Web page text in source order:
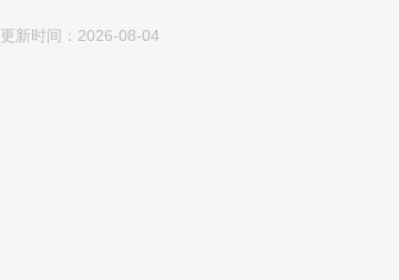
更新时间：2026-08-04